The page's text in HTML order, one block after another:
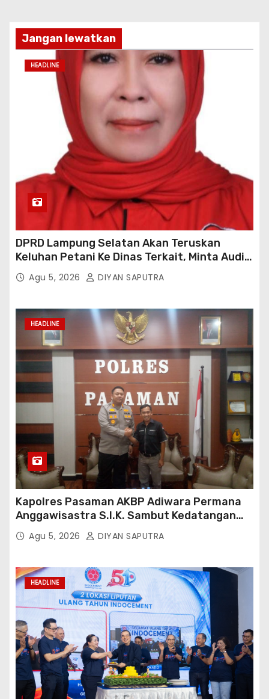
Jangan lewatkan
HEADLINE
DPRD Lampung Selatan Akan Teruskan
Keluhan Petani Ke Dinas Terkait, Minta Audit
Penyaluran Pupuk Bersubsidi Di Desa Budi
Lestari
Agu 5, 2026 DIYAN SAPUTRA
HEADLINE
Kapolres Pasaman AKBP Adiwara Permana
Anggawisastra S.I.K. Sambut Kedatangan
Kepala Cakrawala Tv Sumatera Barat
Agu 5, 2026 DIYAN SAPUTRA
HEADLINE